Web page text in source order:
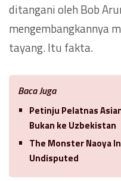
ditangani oleh Bob
mengembangkannya
tayang. Itu fakta.
Baca Juga
Petinju Pelatnas
Bukan ke Uzbekistan
The Monster Naoya
Undisputed